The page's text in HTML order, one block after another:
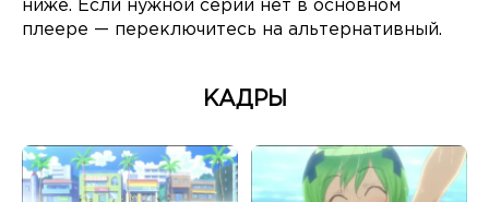
ниже. Если нужной серии нет в основном
плеере — переключитесь на альтернативный.
КАДРЫ